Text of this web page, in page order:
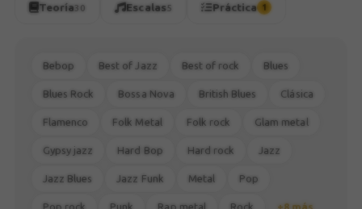
Teoría30 Escalas5 Práctica 1
Bebop Best of Jazz Best of rock Blues
Blues Rock Bossa Nova British Blues Clásica
Flamenco Folk Metal Folk rock Glam metal
Gypsy jazz Hard Bop Hard rock Jazz
Jazz Blues Jazz Funk Metal Pop
Pop rock Punk Rap metal Rock +8 más